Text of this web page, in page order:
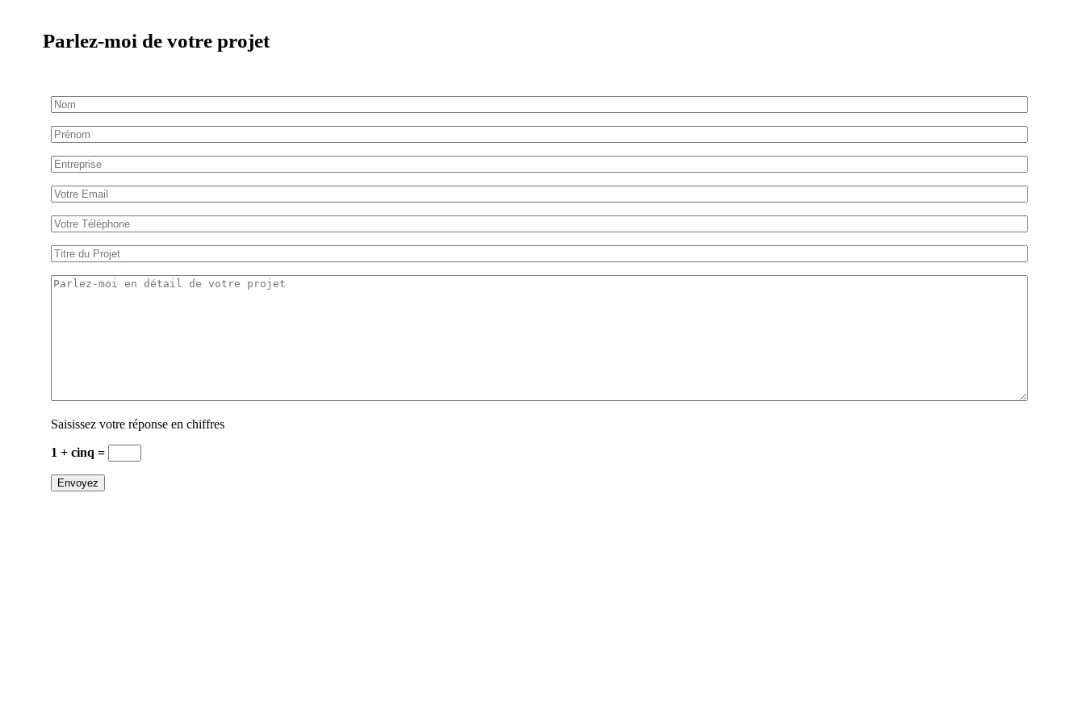
Parlez-moi de votre projet
Saisissez votre réponse en chiffres
1 + cinq =